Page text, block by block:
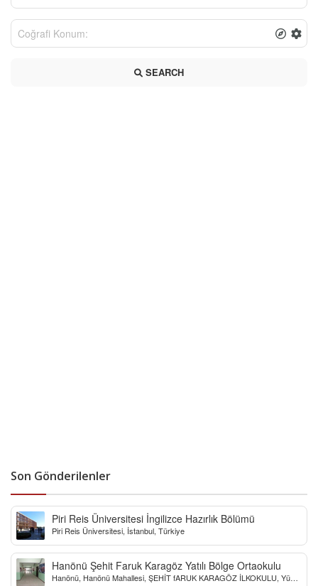
SEARCH
Son Gönderilenler
Piri Reis Üniversitesi İngilizce Hazırlık Bölümü
Piri Reis Üniversitesi, İstanbul, Türkiye
Hanönü Şehit Faruk Karagöz Yatılı Bölge Ortaokulu
Hanönü, Hanönü Mahallesi, ŞEHİT fARUK KARAGÖZ İLKOKULU, Yücel